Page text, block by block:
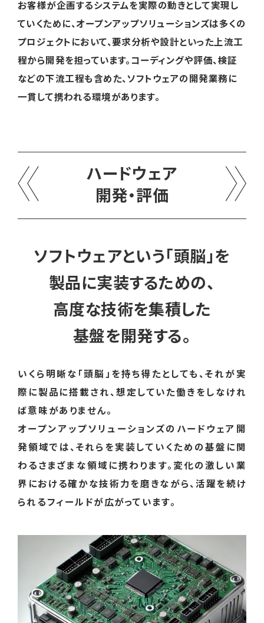
お客様が企画するシステムを実際の動きとして実現し
ていくために、オープンアップソリューションズは多くの
プロジェクトにおいて、要求分析や設計といった上流工
程から開発を担っています。コーディングや評価、検証
などの下流工程も含めた、ソフトウェアの開発業務に
一貫して携われる環境があります。
ハードウェア
開発・評価
ソフトウェアという「頭脳」を
製品に実装するための、
高度な技術を集積した
基盤を開発する。
いくら明晰な「頭脳」を持ち得たとしても、それが実
際に製品に搭載され、 想定していた働きをしなけれ
ば意味がありません。
オープンアップソリューションズのハードウェア開
発領域では、それらを実装していくための基盤に関
わるさまざまな領域に携わります。変化の激しい業
界における確かな技術力を磨きながら、活躍を続け
られるフィールドが広がっています。